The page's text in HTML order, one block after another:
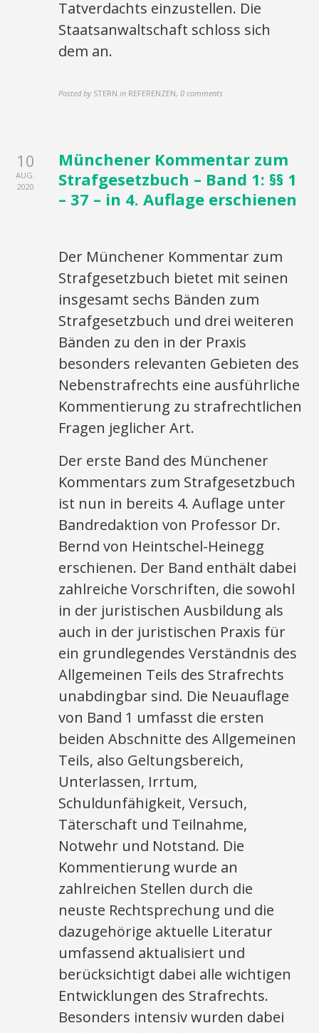
Tatverdachts einzustellen. Die
Staatsanwaltschaft schloss sich
dem an.
Posted by STERN in REFERENZEN,0 comments
10
AUG.
2020
Münchener Kommentar zum
Strafgesetzbuch – Band 1: §§ 1
– 37 – in 4. Auflage erschienen
Der Münchener Kommentar zum
Strafgesetzbuch bietet mit seinen
insgesamt sechs Bänden zum
Strafgesetzbuch und drei weiteren
Bänden zu den in der Praxis
besonders relevanten Gebieten des
Nebenstrafrechts eine ausführliche
Kommentierung zu strafrechtlichen
Fragen jeglicher Art.
Der erste Band des Münchener
Kommentars zum Strafgesetzbuch
ist nun in bereits 4. Auflage unter
Bandredaktion von Professor Dr.
Bernd von Heintschel-Heinegg
erschienen. Der Band enthält dabei
zahlreiche Vorschriften, die sowohl
in der juristischen Ausbildung als
auch in der juristischen Praxis für
ein grundlegendes Verständnis des
Allgemeinen Teils des Strafrechts
unabdingbar sind. Die Neuauflage
von Band 1 umfasst die ersten
beiden Abschnitte des Allgemeinen
Teils, also Geltungsbereich,
Unterlassen, Irrtum,
Schuldunfähigkeit, Versuch,
Täterschaft und Teilnahme,
Notwehr und Notstand. Die
Kommentierung wurde an
zahlreichen Stellen durch die
neuste Rechtsprechung und die
dazugehörige aktuelle Literatur
umfassend aktualisiert und
berücksichtigt dabei alle wichtigen
Entwicklungen des Strafrechts.
Besonders intensiv wurden dabei